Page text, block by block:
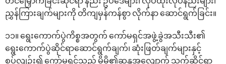
ညွှန်ကြားချက်များကို တိကျမှန်ကန်စွာ လိုက်နာ ဆောင်ရွက်ခြင်း။
၁၁။ ရွေးကောက်ပွဲကိစ္စအတွက် ကော်မရှင်အဖွဲ့ခွဲအသီးသီး၏
ရွေးကောက်ပွဲဆိုင်ရာဆောင်ရွက်ချက်၊ ဆုံးဖြတ်ချက်များနှင့်
စပ်လျဉ်း၍ ကော်မရှင်သည် မိမိ၏ဆန္ဒအလျောက် သက်ဆိုင်ရာ